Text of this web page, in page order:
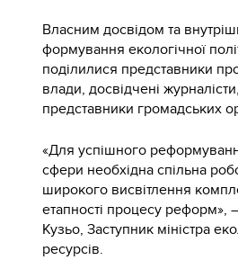
Власним досвідом та
формування екологічної
поділилися представники
влади, досвідчені
представники громадських
«Для успішного
сфери необхідна спільна
широкого висвітлення
етапності процесу реформ»,
Кузьо, Заступник міністра
ресурсів.